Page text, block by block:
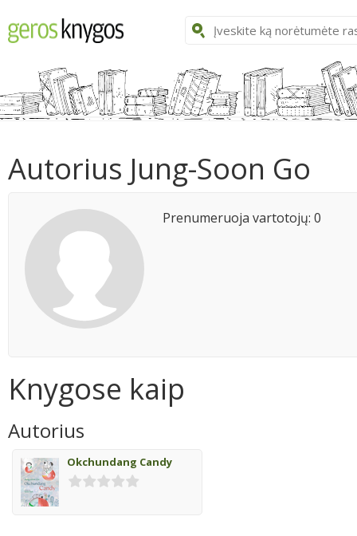
Autorius Jung-Soon Go
Prenumeruoja vartotojų: 0
Knygose kaip
Autorius
Okchundang Candy